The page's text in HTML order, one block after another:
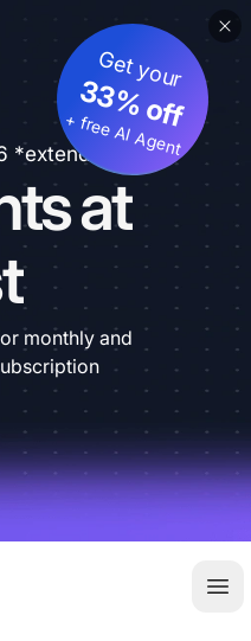
*extended
at
Get your
33% off
+ free AI Agent
monthly and